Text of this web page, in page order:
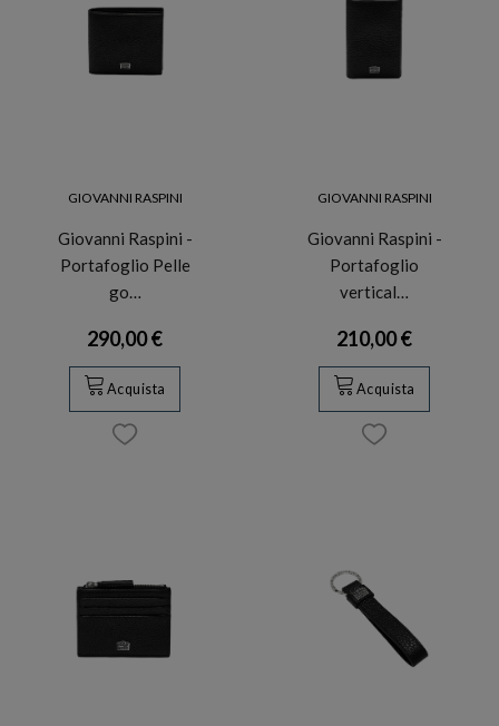
GIOVANNI RASPINI
Giovanni Raspini -
Portafoglio Pelle
go…
290,00 €
Acquista
GIOVANNI RASPINI
Giovanni Raspini -
Portafoglio
vertical…
210,00 €
Acquista